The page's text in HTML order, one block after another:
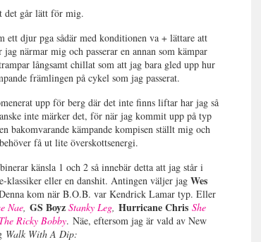
det går lätt för mig.
djur pga sådär med konditionen va + lättare att
närmar mig och passerar en annan som kämpar
långsamt chillat som att jag bara gled upp hur
främlingen på cykel som jag passerat.
upp för berg där det inte finns liftar har jag så
inte märker det, för när jag kommit upp på typ
bakomvarande kämpande kompisen ställt mig och
få ut lite överskottsenergi.
känsla 1 och 2 så innebär detta att jag står i
klassiker eller en danshit. Antingen väljer jagWes
kom när B.O.B. var Kendrick Lamar typ. Eller
Nae ,GS BoyzStanky Leg ,Hurricane ChrisShe
Ricky Bobby. Näe, eftersom jag är vald av New
Walk With A Dip: